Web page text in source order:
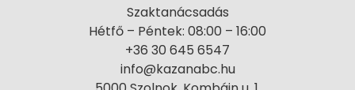
Szaktanácsadás
Hétfő – Péntek: 08:00 – 16:00
+36 30 645 6547
info@kazanabc.hu